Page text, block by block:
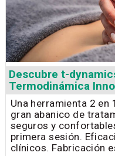
Descubre t-
Termodinámica
Una herramienta 2 en
gran abanico de
seguros y
primera sesión.
clínicos. Fabricación